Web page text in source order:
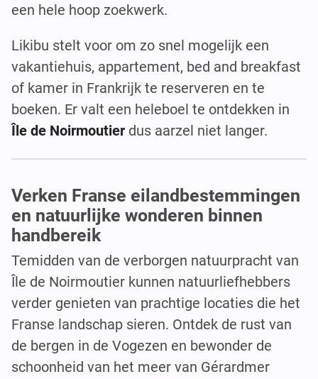
een hele hoop zoekwerk.
Likibu stelt voor om zo snel mogelijk een
vakantiehuis, appartement, bed and breakfast
of kamer in Frankrijk te reserveren en te
boeken. Er valt een heleboel te ontdekken in
Île de Noirmoutier dus aarzel niet langer.
Verken Franse eilandbestemmingen
en natuurlijke wonderen binnen
handbereik
Temidden van de verborgen natuurpracht van
Île de Noirmoutier kunnen natuurliefhebbers
verder genieten van prachtige locaties die het
Franse landschap sieren. Ontdek de rust van
de bergen in de Vogezen en bewonder de
schoonheid van het meer van Gérardmer